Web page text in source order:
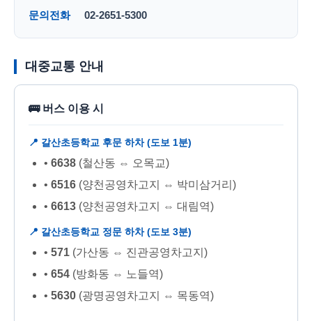
문의전화 02-2651-5300
대중교통 안내
🚌 버스 이용 시
📍 갈산초등학교 후문 하차 (도보 1분)
• 6638 (철산동 ⇔ 오목교)
• 6516 (양천공영차고지 ⇔ 박미삼거리)
• 6613 (양천공영차고지 ⇔ 대림역)
📍 갈산초등학교 정문 하차 (도보 3분)
• 571 (가산동 ⇔ 진관공영차고지)
• 654 (방화동 ⇔ 노들역)
• 5630 (광명공영차고지 ⇔ 목동역)